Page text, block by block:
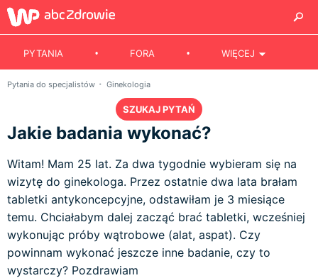
PYTANIA FORA WIĘCEJ
Pytania do specjalistów Ginekologia
SZUKAJ PYTAŃ
Jakie badania wykonać?
Witam! Mam 25 lat. Za dwa tygodnie wybieram się na
wizytę do ginekologa. Przez ostatnie dwa lata brałam
tabletki antykoncepcyjne, odstawiłam je 3 miesiące
temu. Chciałabym dalej zacząć brać tabletki, wcześniej
wykonując próby wątrobowe (alat, aspat). Czy
powinnam wykonać jeszcze inne badanie, czy to
wystarczy? Pozdrawiam